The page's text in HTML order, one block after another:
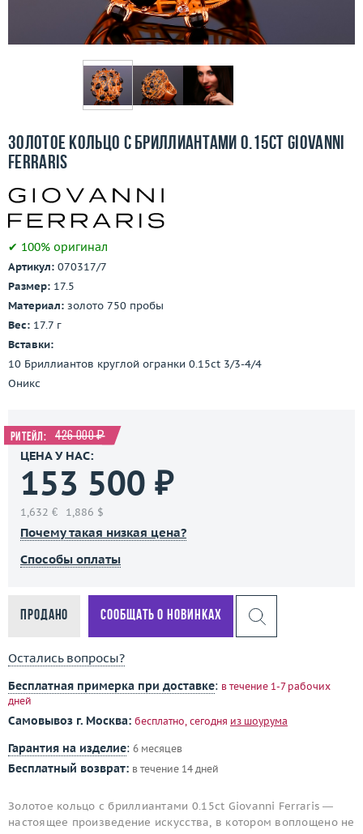
Бесплатная доставка
Покупка и оплата
Контакты
3D-тур по шоуруму
Золотое кольцо с бриллиантами 0.15ct Giovanni
Ferraris
✔ 100% оригинал
Артикул: 070317/7
Размер: 17.5
Материал: золото 750 пробы
Вес: 17.7 г
Вставки:
10 Бриллиантов круглой огранки 0.15ct 3/3-4/4
Оникс
Ритейл: 426 000 ₽
ЦЕНА У НАС:
153 500 ₽
1,632 € 1,886 $
Почему такая низкая цена?
Способы оплаты
Продано Сообщать о новинках
Остались вопросы?
Бесплатная примерка при доставке: в течение 1-7 рабочих
дней
Самовывоз г. Москва: бесплатно, сегодня из шоурума
Гарантия на изделие: 6 месяцев
Бесплатный возврат: в течение 14 дней
Золотое кольцо с бриллиантами 0.15ct Giovanni Ferraris —
настоящее произведение искусства, в котором воплощено не